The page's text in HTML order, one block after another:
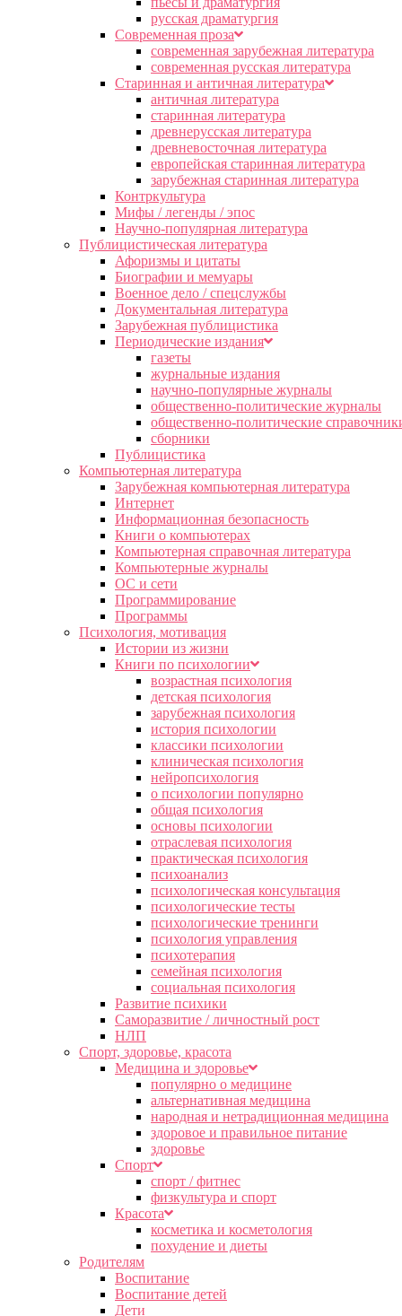
русская драматургия
Современная проза
современная зарубежная литература
современная русская литература
Старинная и античная литература
античная литература
старинная литература
древнерусская литература
древневосточная литература
европейская старинная литература
зарубежная старинная литература
Контркультура
Мифы / легенды / эпос
Научно-популярная литература
Публицистическая литература
Афоризмы и цитаты
Биографии и мемуары
Военное дело / спецслужбы
Документальная литература
Зарубежная публицистика
Периодические издания
газеты
журнальные издания
научно-популярные журналы
общественно-политические журналы
общественно-политические
сборники
Публицистика
Компьютерная литература
Зарубежная компьютерная литература
Интернет
Информационная безопасность
Книги о компьютерах
Компьютерная справочная литература
Компьютерные журналы
ОС и сети
Программирование
Программы
Психология, мотивация
Истории из жизни
Книги по психологии
возрастная психология
детская психология
зарубежная психология
история психологии
классики психологии
клиническая психология
нейропсихология
о психологии популярно
общая психология
основы психологии
отраслевая психология
практическая психология
психоанализ
психологическая консультация
психологические тесты
психологические тренинги
психология управления
психотерапия
семейная психология
социальная психология
Развитие психики
Саморазвитие / личностный рост
НЛП
Спорт, здоровье, красота
Медицина и здоровье
популярно о медицине
альтернативная медицина
народная и нетрадиционная медицина
здоровое и правильное питание
здоровье
Спорт
спорт / фитнес
физкультура и спорт
Красота
косметика и косметология
похудение и диеты
Родителям
Воспитание
Воспитание детей
Дети